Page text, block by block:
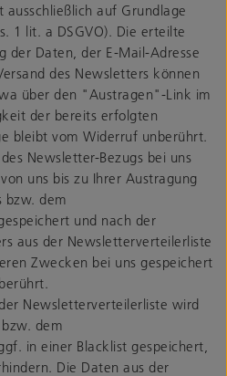
auf Grundlage
1 lit. a DSGVO). Die erteilte
der Daten, der E-Mail-Adresse
des Newsletters können
über den "Austragen"-Link im
der bereits erfolgten
bleibt vom Widerruf unberührt.
Newsletter-Bezugs bei uns
uns bis zu Ihrer Austragung
bzw. dem
und nach der
aus der Newsletterverteilerliste
Zwecken bei uns gespeichert
Newsletterverteilerliste wird
dem
in einer Blacklist gespeichert,
Die Daten aus der